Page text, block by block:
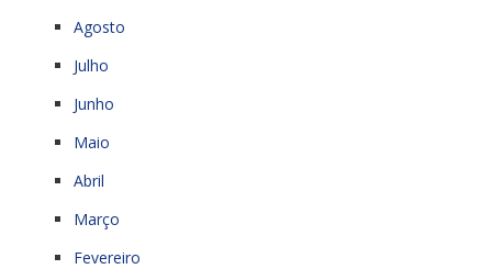
Agosto
Julho
Junho
Maio
Abril
Março
Fevereiro